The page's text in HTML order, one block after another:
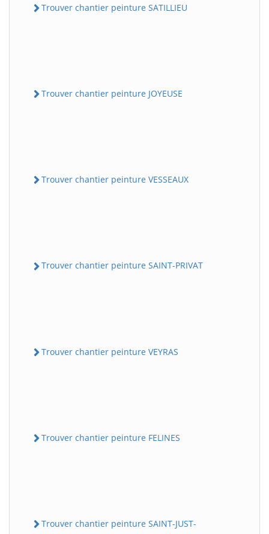
Trouver chantier peinture SATILLIEU
Trouver chantier peinture JOYEUSE
Trouver chantier peinture VESSEAUX
Trouver chantier peinture SAINT-PRIVAT
Trouver chantier peinture VEYRAS
Trouver chantier peinture FELINES
Trouver chantier peinture SAINT-JUST-